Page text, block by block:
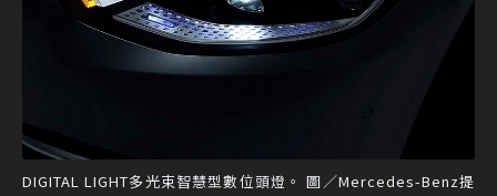
DIGITAL LIGHT多光束智慧型數位頭燈。 圖／Mercedes-Benz提